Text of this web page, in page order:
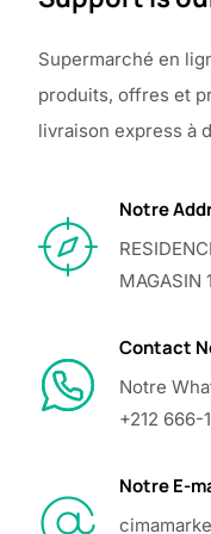
Supermarché en
produits, offres et
livraison express à
Notre
MAGASIN
Contact
Notre
+212 666-
Notre E-